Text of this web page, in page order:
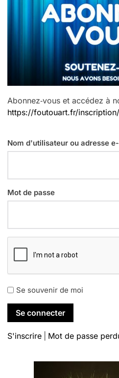
Abonnez‑vous et accédez à
https://foutouart.fr/inscription/
Nom d'utilisateur ou adresse
Mot de passe
Se souvenir de moi
S'inscrire Mot de passe